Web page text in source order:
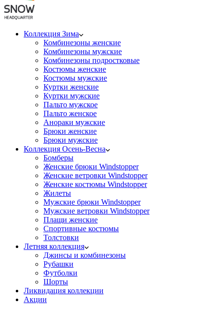
Коллекция Зима
Комбинезоны женские
Комбинезоны мужские
Комбинезоны подростковые
Костюмы женские
Костюмы мужские
Куртки женские
Куртки мужские
Пальто мужское
Пальто женское
Анораки мужские
Брюки женские
Брюки мужские
Коллекция Осень-Весна
Бомберы
Женские брюки Windstopper
Женские ветровки Windstopper
Женские костюмы Windstopper
Жилеты
Мужские брюки Windstopper
Мужские ветровки Windstopper
Плащи женские
Спортивные костюмы
Толстовки
Летняя коллекция
Джинсы и комбинезоны
Рубашки
Футболки
Шорты
Ликвидация коллекции
Акции